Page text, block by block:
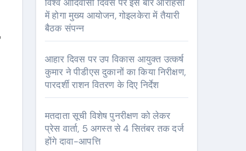
विश्व आदिवासी दिवस पर इस बार आराहसा
में होगा मुख्य आयोजन, गोइलकेरा में तैयारी
बैठक संपन्न
आहार दिवस पर उप विकास आयुक्त उत्कर्ष
कुमार ने पीडीएस दुकानों का किया निरीक्षण,
पारदर्शी राशन वितरण के दिए निर्देश
मतदाता सूची विशेष पुनरीक्षण को लेकर
प्रेस वार्ता, 5 अगस्त से 4 सितंबर तक दर्ज
होंगे दावा-आपत्ति